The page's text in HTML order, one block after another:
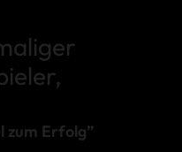
zum Erfolg”